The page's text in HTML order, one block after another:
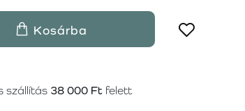
Kosárba
szállítás 38 000 Ft felett